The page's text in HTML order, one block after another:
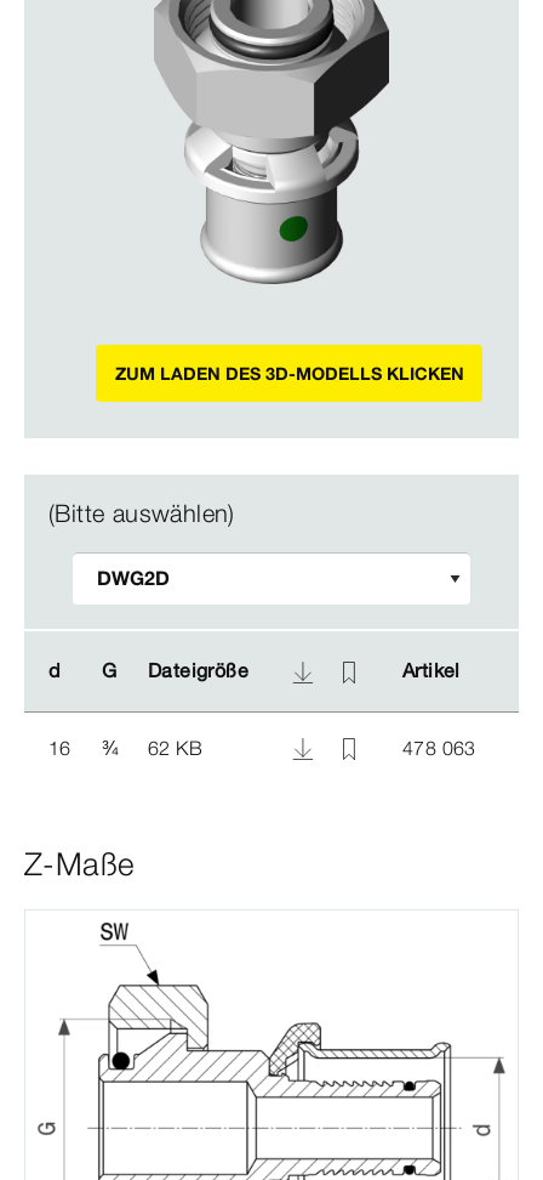
ZUM LADEN DES 3D-MODELLS KLICKEN
(Bitte auswählen)
d G Dateigröße Artikel
d G Dateigröße Artikel
16 ¾ 62 KB 478 063
Z-Maße